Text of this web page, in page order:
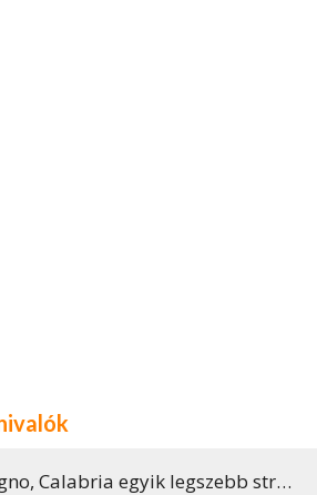
Calabria egyik legszebb strandja